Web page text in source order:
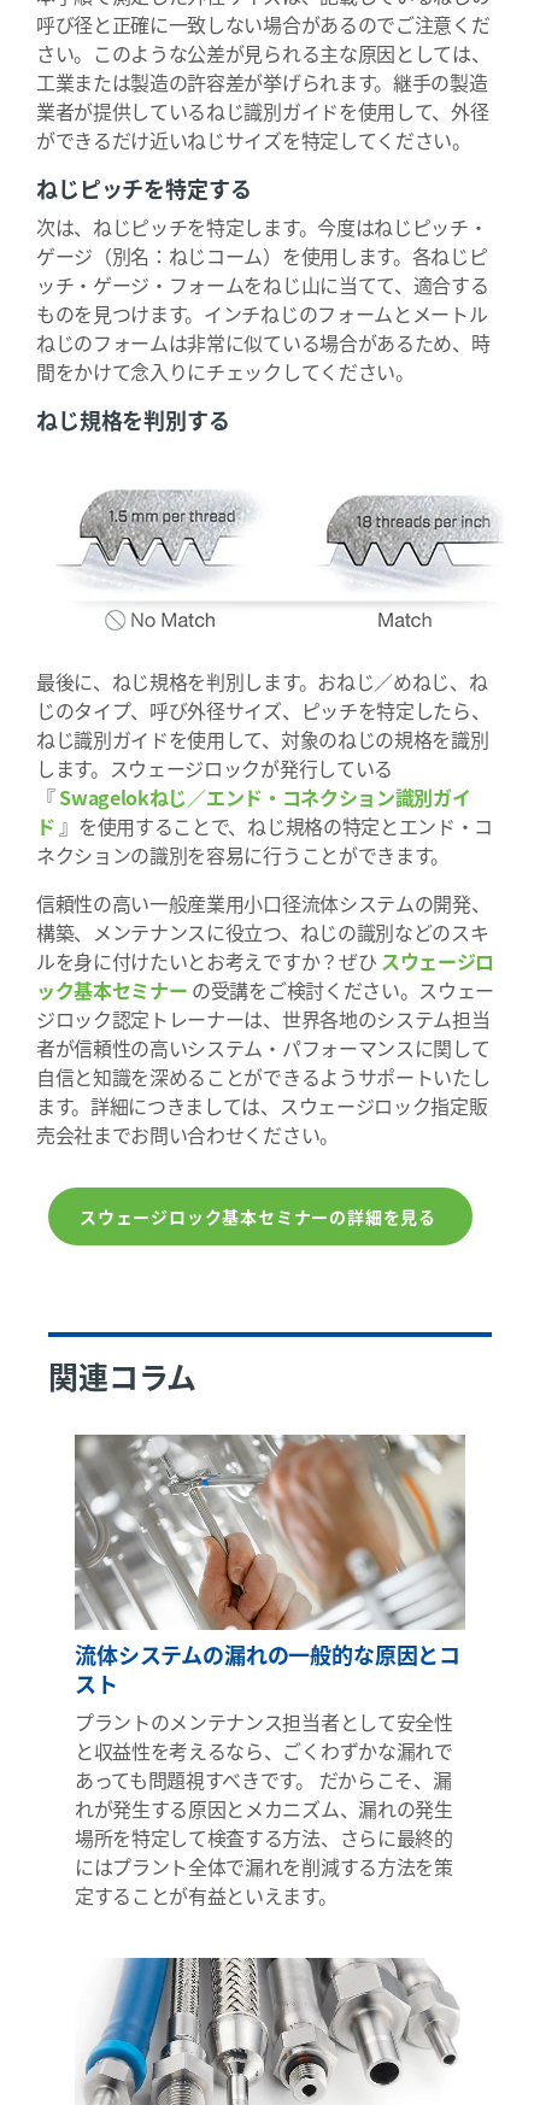
呼び径と正確に一致しない場合があるのでご注意くだ
さい。このような公差が見られる主な原因としては、
工業または製造の許容差が挙げられます。継手の製造
業者が提供しているねじ識別ガイドを使用して、外径
ができるだけ近いねじサイズを特定してください。
ねじピッチを特定する
次は、ねじピッチを特定します。今度はねじピッチ・
ゲージ（別名：ねじコーム）を使用します。各ねじピ
ッチ・ゲージ・フォームをねじ山に当てて、適合する
ものを見つけます。インチねじのフォームとメートル
ねじのフォームは非常に似ている場合があるため、時
間をかけて念入りにチェックしてください。
ねじ規格を判別する
最後に、ねじ規格を判別します。おねじ／めねじ、ね
じのタイプ、呼び外径サイズ、ピッチを特定したら、
ねじ識別ガイドを使用して、対象のねじの規格を識別
します。スウェージロックが発行している
『Swagelokねじ／エンド・コネクション識別ガイ
ド』を使用することで、ねじ規格の特定とエンド・コ
ネクションの識別を容易に行うことができます。
信頼性の高い一般産業用小口径流体システムの開発、
構築、メンテナンスに役立つ、ねじの識別などのスキ
ルを身に付けたいとお考えですか？ぜひ スウェージロ
ック基本セミナー の受講をご検討ください。スウェー
ジロック認定トレーナーは、世界各地のシステム担当
者が信頼性の高いシステム・パフォーマンスに関して
自信と知識を深めることができるようサポートいたし
ます。詳細につきましては、スウェージロック指定販
売会社までお問い合わせください。
スウェージロック基本セミナーの詳細を見る
関連コラム
流体システムの漏れの一般的な原因とコ
スト
プラントのメンテナンス担当者として安全性
と収益性を考えるなら、ごくわずかな漏れで
あっても問題視すべきです。 だからこそ、漏
れが発生する原因とメカニズム、漏れの発生
場所を特定して検査する方法、さらに最終的
にはプラント全体で漏れを削減する方法を策
定することが有益といえます。